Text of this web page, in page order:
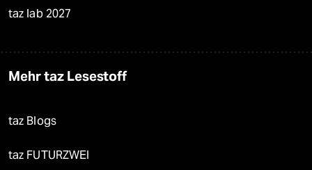
taz lab 2027
Mehr taz Lesestoff
taz Blogs
taz FUTURZWEI